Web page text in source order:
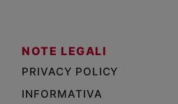
NOTE LEGALI
PRIVACY POLICY
INFORMATIVA